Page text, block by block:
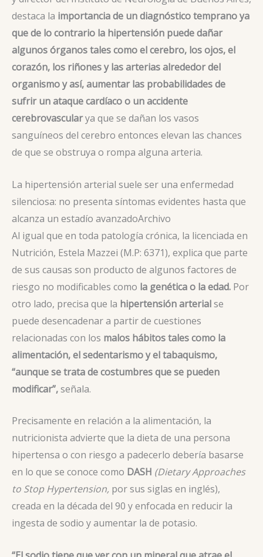
destaca la importancia de un diagnóstico temprano ya
que de lo contrario la hipertensión puede dañar
algunos órganos tales como el cerebro, los ojos, el
corazón, los riñones y las arterias alrededor del
organismo y así, aumentar las probabilidades de
sufrir un ataque cardíaco o un accidente
cerebrovascularya que se dañan los vasos
sanguíneos del cerebro entonces elevan las chances
de que se obstruya o rompa alguna arteria.
La hipertensión arterial suele ser una enfermedad
silenciosa: no presenta síntomas evidentes hasta que
alcanza un estadío avanzadoArchivo
Al igual que en toda patología crónica, la licenciada en
Nutrición, Estela Mazzei (M.P: 6371), explica que parte
de sus causas son producto de algunos factores de
riesgo no modificables como la genética o la edad. Por
otro lado, precisa que la hipertensión arterialse
puede desencadenar a partir de cuestiones
relacionadas con los malos hábitos tales como la
alimentación, el sedentarismo y el tabaquismo,
“aunque se trata de costumbres que se pueden
modificar”,señala.
Precisamente en relación a la alimentación, la
nutricionista advierte que la dieta de una persona
hipertensa o con riesgo a padecerlo debería basarse
en lo que se conoce como DASH (Dietary Approaches
to Stop Hypertension, por sus siglas en inglés),
creada en la década del 90 y enfocada en reducir la
ingesta de sodio y aumentar la de potasio.